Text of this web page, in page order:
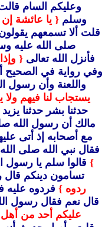
وعليكم السام
وسلم { يا عائشة
قلت ألا تسمعهم
صلى الله عليه
فأنزل الله تعالى {
وفي رواية في الصحيح
واللعنة وأن رسول
يستجاب لنا فيهم
حدثنا بشر حدثنا
مالك أن رسول الله
مع أصحابه إذ أتى
فقال نبي الله صلى
} قالوا سلم يا رسول
تسامون دينكم قال
ردوه } فردوه عليه
قال نعم فقال رسول
عليكم أحد من أهل